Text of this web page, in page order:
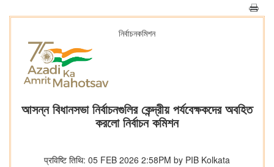
নির্বাচনকমিশন
আসন্ন বিধানসভা নির্বাচনগুলির কেন্দ্রীয় পর্যবেক্ষকদের অবহিত
করলো নির্বাচন কমিশন
प्रविष्टि तिथि: 05 FEB 2026 2:58PM by PIB Kolkata